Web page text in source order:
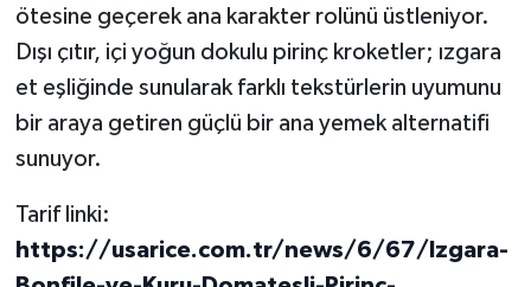
ötesine geçerek ana karakter rolünü üstleniyor.
Dışı çıtır, içi yoğun dokulu pirinç kroketler; ızgara
et eşliğinde sunularak farklı tekstürlerin uyumunu
bir araya getiren güçlü bir ana yemek alternatifi
sunuyor.
Tarif linki:
https://usarice.com.tr/news/6/67/Izgara-